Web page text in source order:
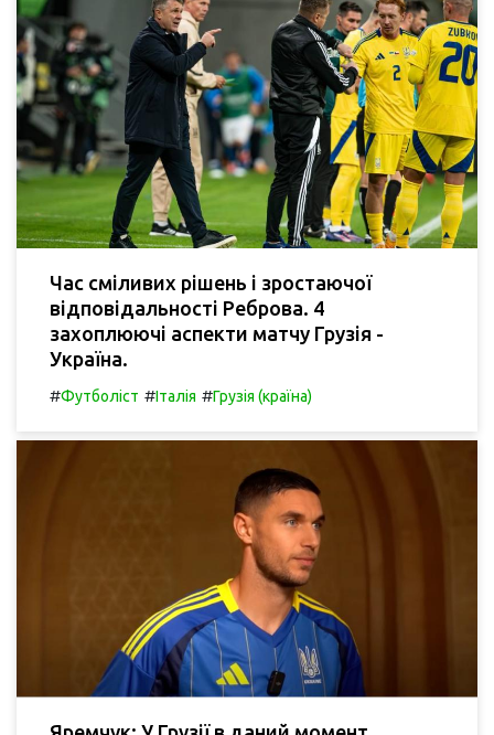
Час сміливих рішень і зростаючої
відповідальності Реброва. 4
захоплюючі аспекти матчу Грузія -
Україна.
#Футболіст #Італія #Грузія (країна)